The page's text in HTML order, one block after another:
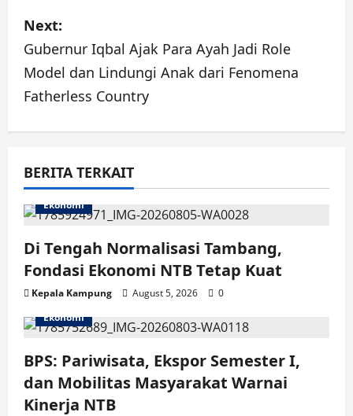
n
a
v
i
g
a
t
i
o
n
Next:
Gubernur Iqbal Ajak Para Ayah Jadi Role
Model dan Lindungi Anak dari Fenomena
Fatherless Country
BERITA TERKAIT
Ekonomi
Di Tengah Normalisasi Tambang,
Fondasi Ekonomi NTB Tetap Kuat
Kepala Kampung August 5, 2026
0
Ekonomi
BPS: Pariwisata, Ekspor Semester I,
dan Mobilitas Masyarakat Warnai
Kinerja NTB